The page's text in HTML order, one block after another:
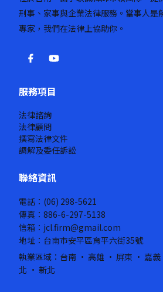
刑事、家事與企業法律服務。當事人是
專家，我們在法律上協助你。
服務項目
法律諮詢
法律顧問
撰寫法律文件
調解及委任訴訟
聯絡資訊
電話：(06) 298-5621
傳真：886-6-297-5138
信箱：jcl.firm@gmail.com
地址：台南市安平區育平六街35號
執業區域：台南 · 高雄 · 屏東 · 嘉
北 · 新北